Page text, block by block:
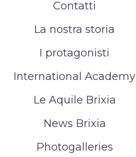
Contatti
La nostra storia
I protagonisti
International Academy
Le Aquile Brixia
News Brixia
Photogalleries